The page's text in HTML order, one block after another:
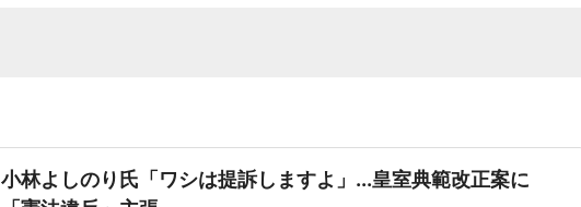
小林よしのり氏「ワシは提訴しますよ」...皇室典範改正案に